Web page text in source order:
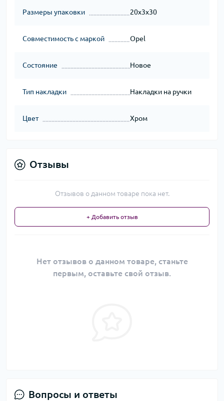
Размеры упаковки 20x3x30
Совместимость с маркой Opel
Состояние Новое
Тип накладки Накладки на ручки
Цвет Хром
Отзывы
Отзывов о данном товаре пока нет.
+ Добавить отзыв
Нет отзывов о данном товаре, станьте
первым, оставьте свой отзыв.
Вопросы и ответы